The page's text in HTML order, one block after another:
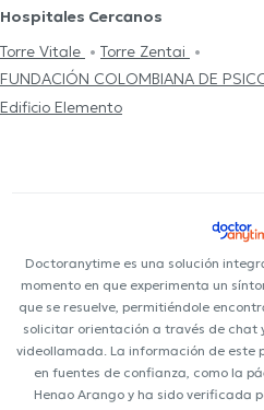
Hospitales Cercanos
Torre Vitale
Torre Zentai
FUNDACIÓN COLOMBIANA DE
Edificio Elemento
Doctoranytime es una solución
momento en que experimenta un
que se resuelve, permitiéndole
solicitar orientación a través de chat
videollamada. La información de este
en fuentes de confianza, como la
Henao Arango y ha sido verificada